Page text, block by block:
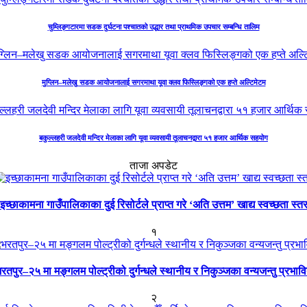
चुम्लिङ्गटारमा सडक दुर्घटना पश्चातको उद्धार तथा प्राथमिक उपचार सम्बन्धि तालिम
मुग्लिन–मलेखु सडक आयोजनालाई सगरमाथा यूवा क्लव फिस्लिङ्गको एक हप्ते अल्टिमेटम
बकुल्लहरी जलदेवी मन्दिर मेलाका लागि यूवा व्यवसायी तूलाचनद्वारा ५१ हजार आर्थिक सहयोग
ताजा अपडेट
इच्छाकामना गाउँपालिकाका दुई रिसोर्टले प्राप्त गरे ‘अति उत्तम’ खाद्य स्वच्छता स्तर
१
मा मङ्गलम पोल्ट्रीको दुर्गन्धले स्थानीय र निकुञ्जका वन्यजन्तु
२